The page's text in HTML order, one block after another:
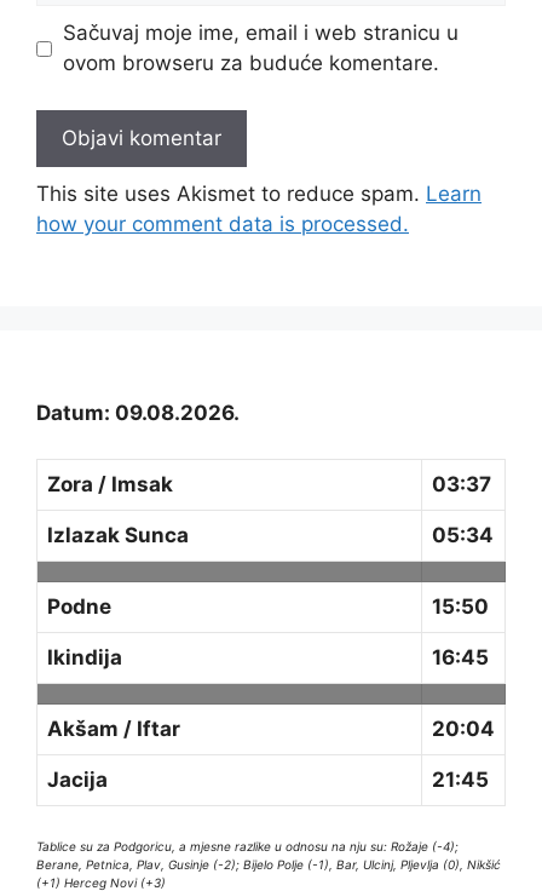
Sačuvaj moje ime, email i web stranicu u
ovom browseru za buduće komentare.
This site uses Akismet to reduce spam. Learn
how your comment data is processed.
Datum: 09.08.2026.
Zora / Imsak 03:37
Izlazak Sunca 05:34
Podne 15:50
Ikindija 16:45
Akšam / Iftar 20:04
Jacija 21:45
Tablice su za Podgoricu, a mjesne razlike u odnosu na nju su: Rožaje (-4);
Berane, Petnica, Plav, Gusinje (-2); Bijelo Polje (-1), Bar, Ulcinj, Pljevlja (0), Nikšić
(+1) Herceg Novi (+3)